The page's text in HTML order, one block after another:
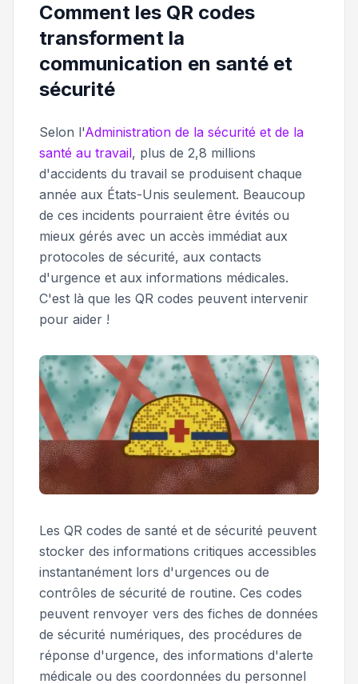
Comment les QR codes
transforment la
communication en santé et
sécurité
Selon l'Administration de la sécurité et de la
santé au travail, plus de 2,8 millions
d'accidents du travail se produisent chaque
année aux États-Unis seulement. Beaucoup
de ces incidents pourraient être évités ou
mieux gérés avec un accès immédiat aux
protocoles de sécurité, aux contacts
d'urgence et aux informations médicales.
C'est là que les QR codes peuvent intervenir
pour aider !
Les QR codes de santé et de sécurité peuvent
stocker des informations critiques accessibles
instantanément lors d'urgences ou de
contrôles de sécurité de routine. Ces codes
peuvent renvoyer vers des fiches de données
de sécurité numériques, des procédures de
réponse d'urgence, des informations d'alerte
médicale ou des coordonnées du personnel